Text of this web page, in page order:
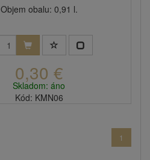
Objem obalu: 0,91 l.
0,30 €
Skladom: áno
Kód: KMN06
1